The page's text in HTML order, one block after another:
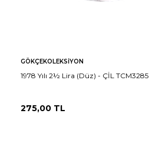
GÖKÇEKOLEKSIYON
1978 Yılı 2½ Lira (Düz) - ÇİL TCM3285
275,00 TL